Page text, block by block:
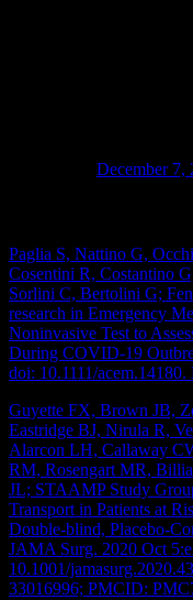
December 7,
Paglia S, Nattino G,
Cosentini R, Costantino
Sorlini C, Bertolini G;
research in Emergency
Noninvasive Test to
During COVID-19
doi: 10.1111/
Guyette FX, Brown JB,
Eastridge BJ, Nirula R,
Alarcon LH, Callaway
RM, Rosengart MR,
JL; STAAMP Study
Transport in Patients at
Double-blind, Placebo-
JAMA Surg. 2020 Oct
10.1001/
33016996; PMCID: